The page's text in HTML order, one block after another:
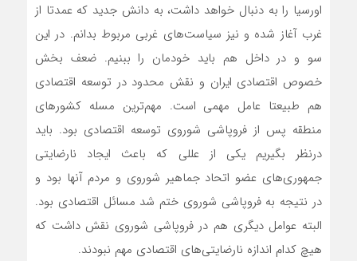
اورسیا را به دنبال خواهد داشت، به دانش جدید که عمدتا از
غرب آغاز شده و نیز سیاست‌های غربی مربوط بدانم. در این
سو و در داخل هم باید خودمان را ببنیم. ضعف بخش
خصوص اقتصادی ایران و نقش محدود در توسعه اقتصادی
هم طبیعتا عامل مهمی است. مهم‌ترین مسله کشورهای
منطقه پس از فروپاشی شوروی توسعه اقتصادی بود. باید
درنظر بگیریم یکی از عللی که باعث ایجاد نارضایتی
جمهوری‌های عضو اتحاد جماهیر شوروی و مردم آنها بود و
در نتیجه به فروپاشی شوروی ختم شد مسائل اقتصادی بود.
البته عوامل دیگری هم در فروپاشی شوروی نقش داشت که
هیچ کدام اندازه نارضایتی‌های اقتصادی مهم نبودند.